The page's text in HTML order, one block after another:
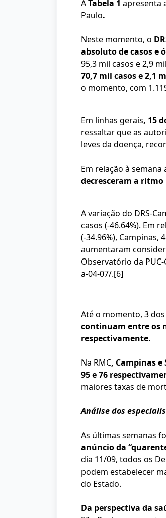
ATabela 1 apresenta
Paulo.
Neste momento, o
absoluto de casos e
95,3 mil casos e 2,9
70,7 mil casos e 2,1
o momento, com
Em linhas gerais, 15
ressaltar que as
leves da doença,
Em relação à
decresceram a
A variação do DRS-
casos (-46.64%). Em
(-34.96%), Campinas,
aumentaram
Observatório da
a-04-07/.[6]
Até o momento, 3
continuam entre os
respectivamente.
Na RMC, Campinas
95 e 76
maiores taxas de
Análise dos
As últimas semanas
anúncio da
dia 11/09, todos os
podem estabelecer
do Estado.
Da perspectiva da